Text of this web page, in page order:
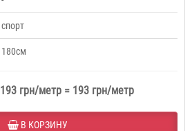
спорт
180см
193 грн/метр = 193 грн/метр
В КОРЗИНУ